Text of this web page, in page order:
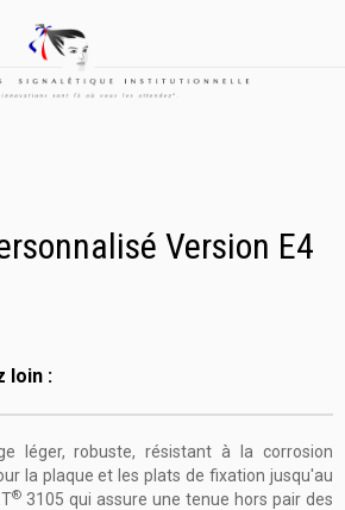
Version E4
loin :
léger, robuste, résistant à la corrosion
la plaque et les plats de fixation jusqu'au
® 3105 qui assure une tenue hors pair des